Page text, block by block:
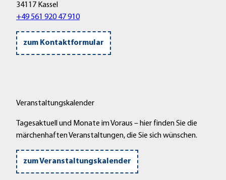
34117 Kassel
+49 561 920 47 910
zum Kontaktformular
Veranstaltungskalender
Tagesaktuell und Monate im Voraus – hier finden Sie die
märchenhaften Veranstaltungen, die Sie sich wünschen.
zum Veranstaltungskalender